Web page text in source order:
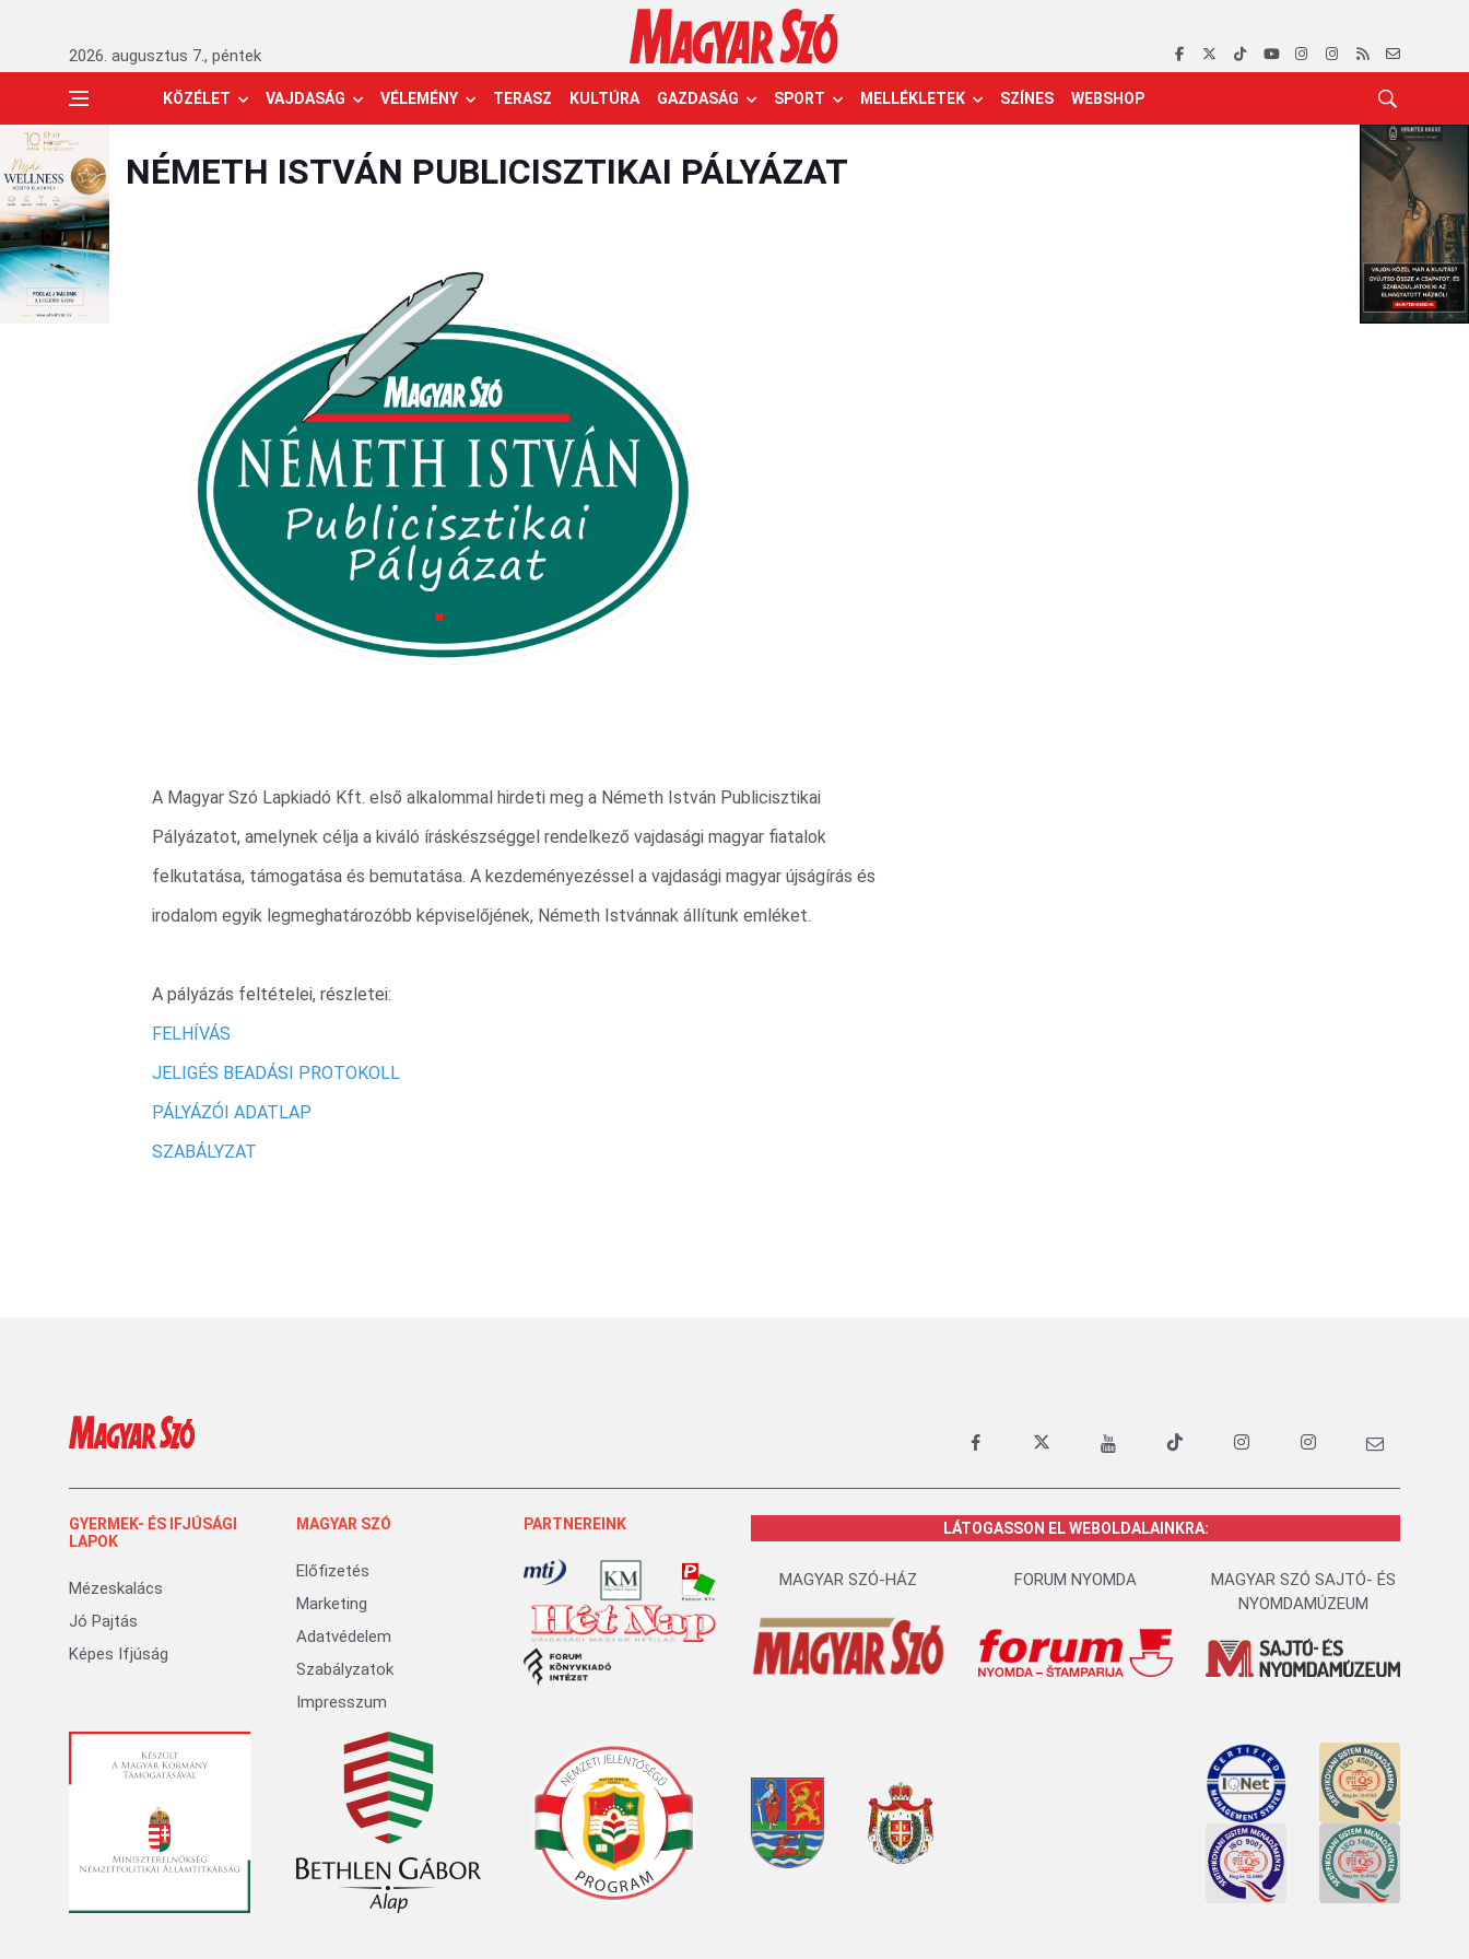
2026. augusztus 7., péntek
KÖZÉLET VAJDASÁG VÉLEMÉNY TERASZ KULTÚRA GAZDASÁG SPORT MELLÉKLETEK SZÍNES WEBSHOP
NÉMETH ISTVÁN PUBLICISZTIKAI PÁLYÁZAT
A Magyar Szó Lapkiadó Kft. első alkalommal hirdeti meg a Németh István Publicisztikai
Pályázatot, amelynek célja a kiváló íráskészséggel rendelkező vajdasági magyar fiatalok
felkutatása, támogatása és bemutatása. A kezdeményezéssel a vajdasági magyar újságírás és
irodalom egyik legmeghatározóbb képviselőjének, Németh Istvánnak állítunk emléket.
A pályázás feltételei, részletei:
FELHÍVÁS
JELIGÉS BEADÁSI PROTOKOLL
PÁLYÁZÓI ADATLAP
SZABÁLYZAT
GYERMEK- ÉS IFJÚSÁGI
LAPOK
Mézeskalács
Jó Pajtás
Képes Ifjúság
MAGYAR SZÓ
Előfizetés
Marketing
Adatvédelem
Szabályzatok
Impresszum
PARTNEREINK LÁTOGASSON EL WEBOLDALAINKRA:
MAGYAR SZÓ-HÁZ FORUM NYOMDA
MAGYAR SZÓ SAJTÓ- ÉS
NYOMDAMÚZEUM